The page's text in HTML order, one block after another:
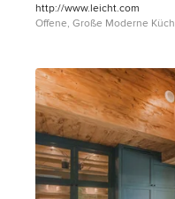
http://www.leicht.com
Offene, Große Moderne
Halbinsel in Stuttgart